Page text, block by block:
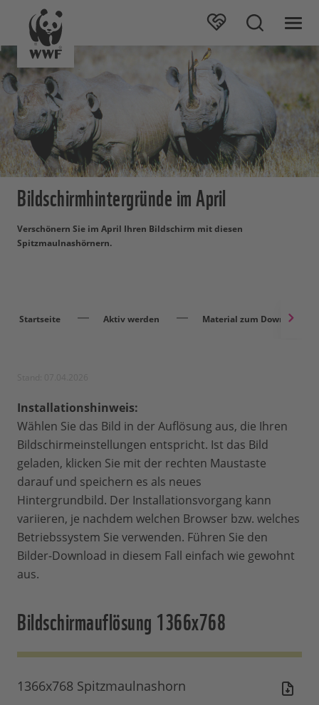
Bildschirmhintergründe im April
Verschönern Sie im April Ihren Bildschirm mit diesen
Spitzmaulnashörnern.
Startseite Aktiv werden Material zum Download
Installationshinweis:
Wählen Sie das Bild in der Auflösung aus, die Ihren
Bildschirmeinstellungen entspricht. Ist das Bild
geladen, klicken Sie mit der rechten Maustaste
darauf und speichern es als neues
Hintergrundbild. Der Installationsvorgang kann
variieren, je nachdem welchen Browser bzw. welches
Betriebssystem Sie verwenden. Führen Sie den
Bilder-Download in diesem Fall einfach wie gewohnt
aus.
Bildschirmauflösung 1366x768
1366x768 Spitzmaulnashorn